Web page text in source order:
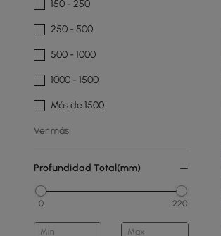
150 - 250
250 - 500
500 - 1000
1000 - 1500
Más de 1500
Ver más
Profundidad Total(mm)
0 220
Min Max